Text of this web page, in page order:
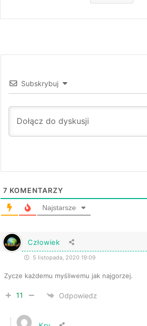
Subskrybuj
7 KOMENTARZY
Najstarsze
Człowiek
5 listopada, 2020 19:09
Zycze każdemu myśliwemu jak najgorzej.
11 Odpowiedz